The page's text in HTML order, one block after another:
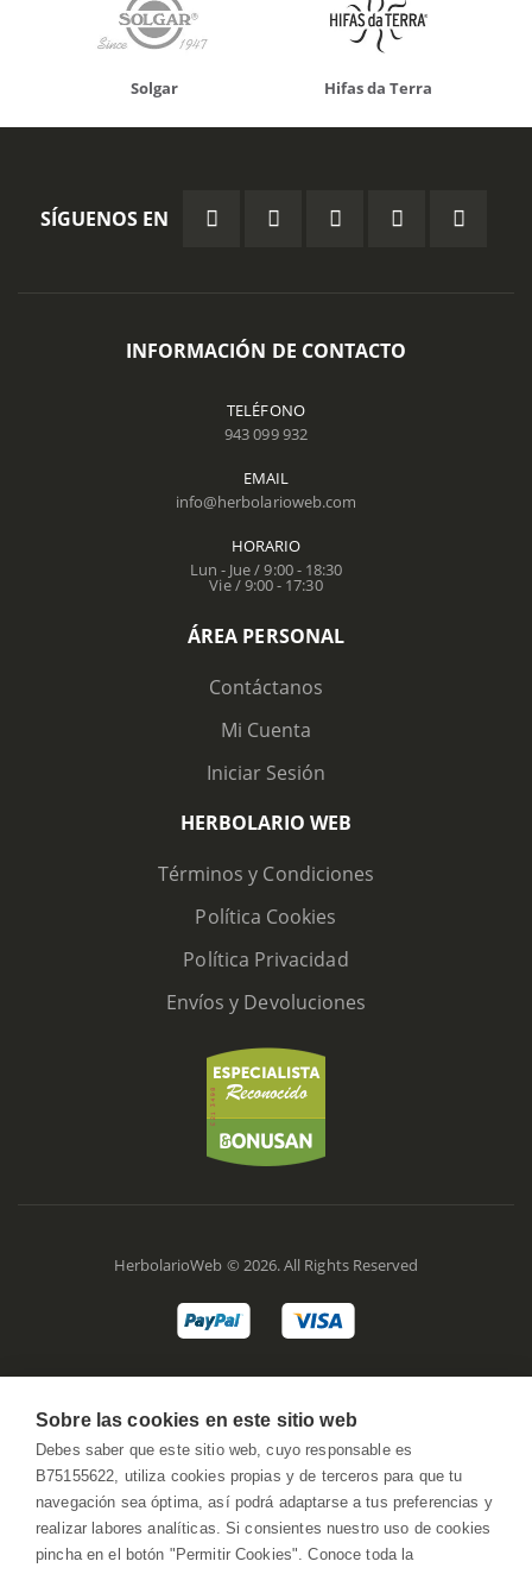
Solgar Hifas da Terra
SÍGUENOS EN
INFORMACIÓN DE CONTACTO
TELÉFONO
943 099 932
EMAIL
info@herbolarioweb.com
HORARIO
Lun - Jue / 9:00 - 18:30
Vie / 9:00 - 17:30
ÁREA PERSONAL
Contáctanos
Mi Cuenta
Iniciar Sesión
HERBOLARIO WEB
Términos y Condiciones
Política Cookies
Política Privacidad
Envíos y Devoluciones
HerbolarioWeb © 2026. All Rights Reserved
Sobre las cookies en este sitio web
Debes saber que este sitio web, cuyo responsable es
B75155622, utiliza cookies propias y de terceros para que tu
navegación sea óptima, así podrá adaptarse a tus preferencias y
realizar labores analíticas. Si consientes nuestro uso de cookies
pincha en el botón "Permitir Cookies". Conoce toda la